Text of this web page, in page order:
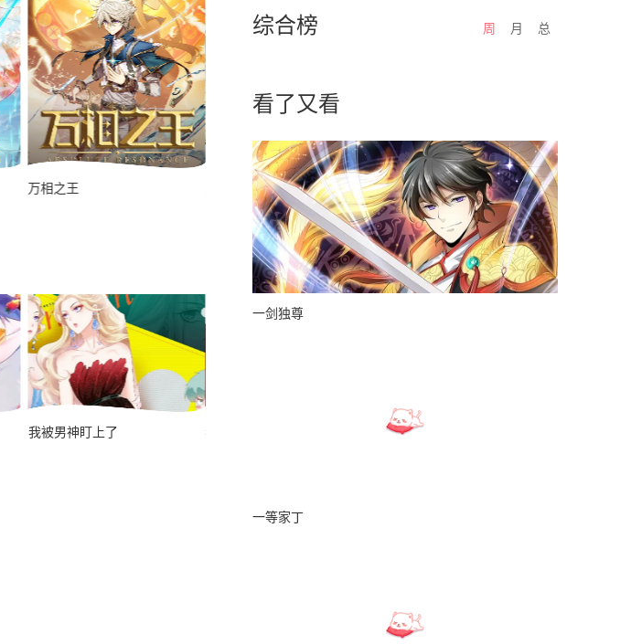
万相之王 三眼哮天录 不死战神
我被男神盯上了 我靠恶意逆转人生 我，神龙之后！
综合榜 周 月 总
看了又看
一剑独尊
一等家丁